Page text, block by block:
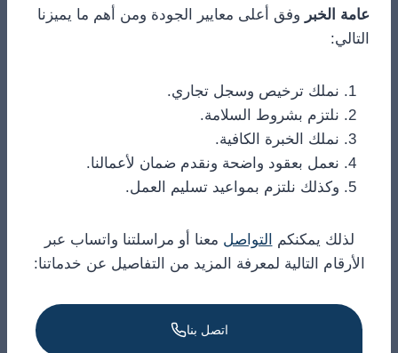
عامة الخبر وفق أعلى معايير الجودة ومن أهم ما يميزنا
التالي:
نملك ترخيص وسجل تجاري.
نلتزم بشروط السلامة.
نملك الخبرة الكافية.
نعمل بعقود واضحة ونقدم ضمان لأعمالنا.
وكذلك نلتزم بمواعيد تسليم العمل.
لذلك يمكنكم التواصل معنا أو مراسلتنا واتساب عبر
الأرقام التالية لمعرفة المزيد من التفاصيل عن خدماتنا:
اتصل بنا